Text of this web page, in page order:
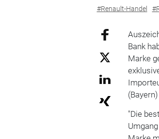
#Renault-Handel
Bank
Marke
"Die